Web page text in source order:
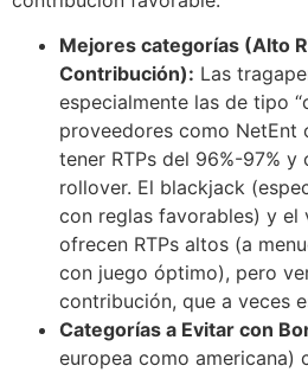
Mejores categorías (Alto
Contribución): Las
especialmente las de tipo
proveedores como NetEnt
tener RTPs del 96%-97% y
rollover. El blackjack
con reglas favorables) y el
ofrecen RTPs altos (a
con juego óptimo), pero
contribución, que a veces
Categorías a Evitar con
europea como americana)